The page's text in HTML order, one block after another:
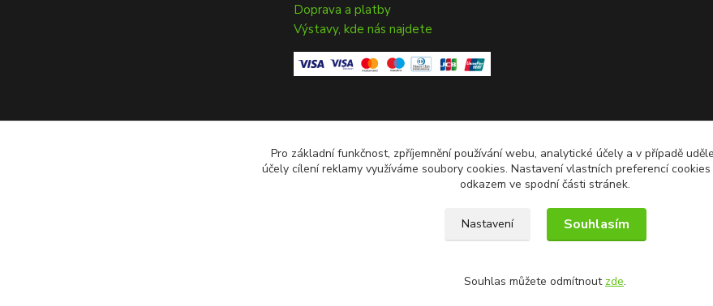
Doprava a platby
Výstavy, kde nás najdete
Pro základní funkčnost, zpříjemnění používání webu, analytické účely a v případě
účely cílení reklamy využíváme soubory cookies. Nastavení vlastních preferencí
odkazem ve spodní části stránek.
Nastavení Souhlasím
Souhlas můžete odmítnout zde.